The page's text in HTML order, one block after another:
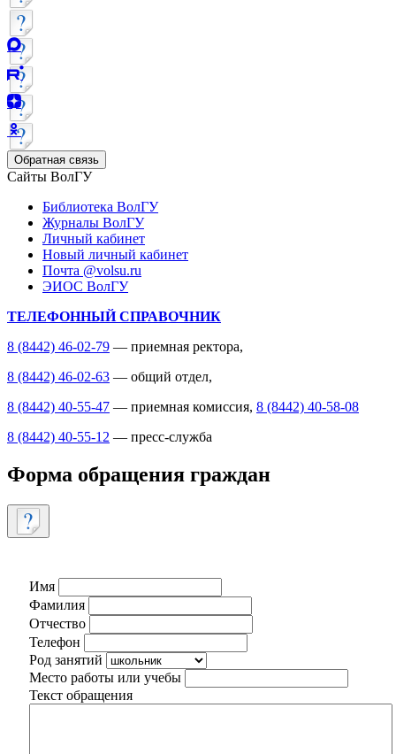
Обратная связь
Сайты ВолГУ
Библиотека ВолГУ
Журналы ВолГУ
Личный кабинет
Новый личный кабинет
Почта @volsu.ru
ЭИОС ВолГУ
ТЕЛЕФОННЫЙ СПРАВОЧНИК
8 (8442) 46-02-79 — приемная ректора,
8 (8442) 46-02-63 — общий отдел,
8 (8442) 40-55-47 — приемная комиссия, 8 (8442) 40-58-08
8 (8442) 40-55-12 — пресс-служба
Форма обращения граждан
Имя
Фамилия
Отчество
Телефон
Род занятий
Место работы или учебы
Текст обращения